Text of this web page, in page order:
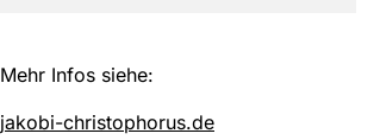
Mehr Infos siehe:
jakobi-christophorus.de